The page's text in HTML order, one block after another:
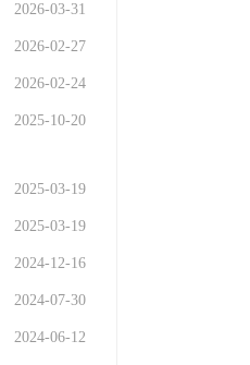
2026-03-31
2026-02-27
2026-02-24
2025-10-20
2025-03-19
2025-03-19
2024-12-16
2024-07-30
2024-06-12